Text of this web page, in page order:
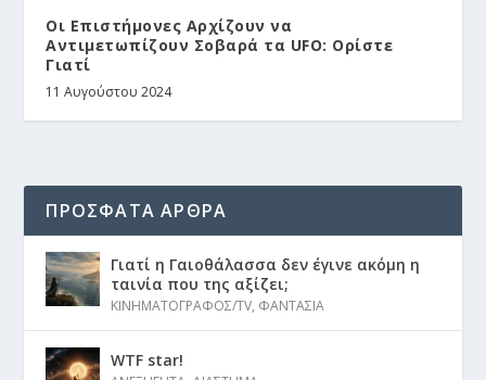
Οι Επιστήμονες Αρχίζουν να
Αντιμετωπίζουν Σοβαρά τα UFO: Ορίστε
Γιατί
11 Αυγούστου 2024
ΠΡΟΣΦΑΤΑ ΑΡΘΡΑ
Γιατί η Γαιοθάλασσα δεν έγινε ακόμη η
ταινία που της αξίζει;
ΚΙΝΗΜΑΤΟΓΡΑΦΟΣ/TV, ΦΑΝΤΑΣΙΑ
WTF star!